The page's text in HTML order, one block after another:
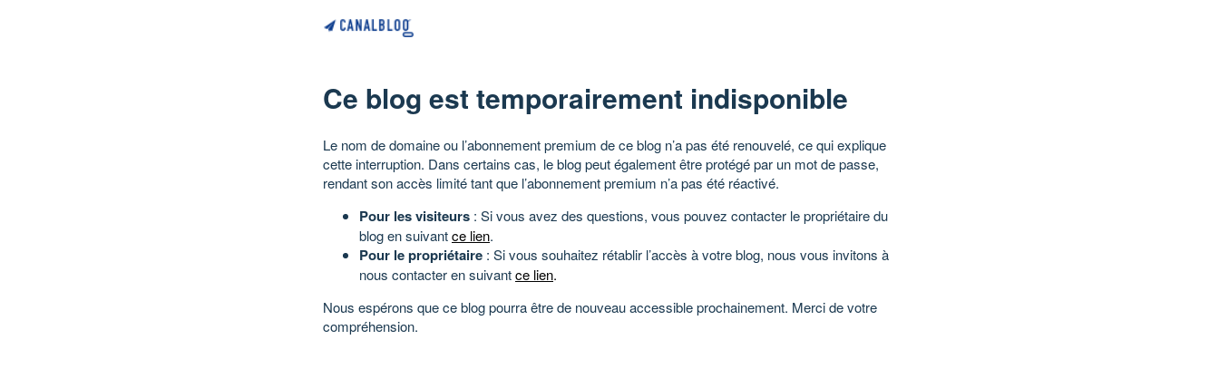
Ce blog est temporairement indisponible
Le nom de domaine ou l’abonnement premium de ce blog n’a pas été renouvelé, ce qui explique
cette interruption. Dans certains cas, le blog peut également être protégé par un mot de passe,
rendant son accès limité tant que l’abonnement premium n’a pas été réactivé.
Pour les visiteurs : Si vous avez des questions, vous pouvez contacter le propriétaire du
blog en suivantce lien.
Pour le propriétaire : Si vous souhaitez rétablir l’accès à votre blog, nous vous invitons à
nous contacter en suivantce lien.
Nous espérons que ce blog pourra être de nouveau accessible prochainement. Merci de votre
compréhension.